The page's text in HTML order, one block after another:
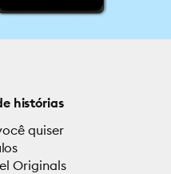
histórias
quiser
Originals